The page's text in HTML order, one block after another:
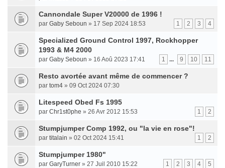
Cannondale Super V20000 de 1996 !
1 2 3 4
par Gaby Seboun » 17 Sep 2024 18:53
Specialized Ground Control 1997, Rockhopper
1993 & M4 2000
1 ... 9 10 11
par Gaby Seboun » 16 Aoû 2023 17:41
Resto avortée avant même de commencer ?
par tom4 » 09 Oct 2024 07:30
Litespeed Obed Fs 1995
1 2
par Chr1st0phe » 26 Avr 2012 15:53
Stumpjumper Comp 1992, ou "la vie en rose"!
1 2
par titalain » 02 Oct 2024 15:41
Stumpjumper 1980"
1 2 3 4 5
par GaryTurner » 27 Juil 2010 15:22